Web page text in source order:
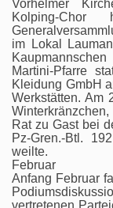
Vorhelmer
Kolping-
im Lokal
Martini-Pfarre
Kleidung GmbH
Werkstätten. Am
Rat zu Gast bei
Pz-Gren.-Btl.
weilte.
Februar
Anfang Februar
vertretenen